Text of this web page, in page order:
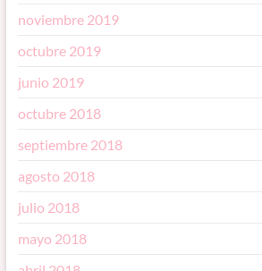
noviembre 2019
octubre 2019
junio 2019
octubre 2018
septiembre 2018
agosto 2018
julio 2018
mayo 2018